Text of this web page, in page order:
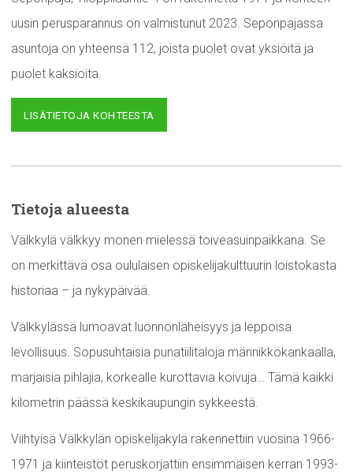
uusin perusparannus on valmistunut 2023. Seponpajassa
asuntoja on yhteensä 112, joista puolet ovat yksiöitä ja
puolet kaksioita.
LISÄTIETOJA KOHTEESTA
Tietoja alueesta
Välkkylä välkkyy monen mielessä toiveasuinpaikkana. Se
on merkittävä osa oululaisen opiskelijakulttuurin loistokasta
historiaa – ja nykypäivää.
Välkkylässä lumoavat luonnonläheisyys ja leppoisa
levollisuus. Sopusuhtaisia punatiilitaloja männikkökankaalla,
marjaisia pihlajia, korkealle kurottavia koivuja… Tämä kaikki
kilometrin päässä keskikaupungin sykkeestä.
Viihtyisä Välkkylän opiskelijakylä rakennettiin vuosina 1966-
1971 ja kiinteistöt peruskorjattiin ensimmäisen kerran 1993-